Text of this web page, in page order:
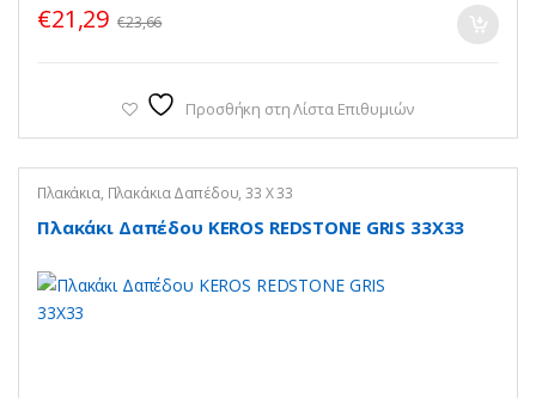
€21,29 €23,66
Προσθήκη στη Λίστα Επιθυμιών
Πλακάκια, Πλακάκια Δαπέδου,33 Χ 33
Πλακάκι Δαπέδου KEROS REDSTONE GRIS 33X33